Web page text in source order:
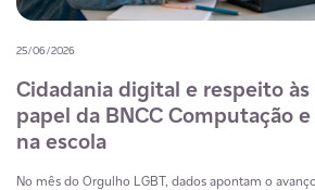
25/06/2026
Cidadania digital e respeito
papel da BNCC Computação
na escola
No mês do Orgulho LGBT, dados apontam o